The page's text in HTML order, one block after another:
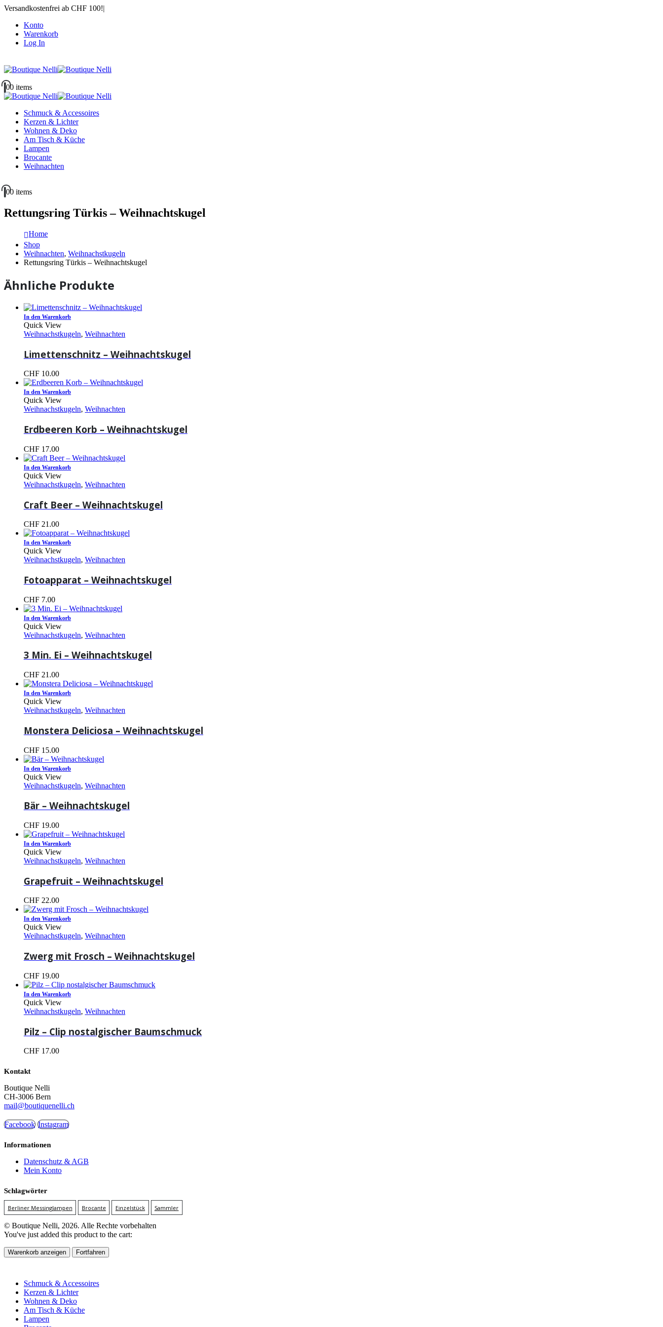
Versandkostenfrei ab CHF 100!|
Konto
Warenkorb
Log In
00 items
Schmuck & Accessoires
Kerzen & Lichter
Wohnen & Deko
Am Tisch & Küche
Lampen
Brocante
Weihnachten
00 items
Rettungsring Türkis – Weihnachtskugel
Home
Shop
Weihnachten, Weihnachstkugeln
Rettungsring Türkis – Weihnachtskugel
Ähnliche Produkte
In den Warenkorb
Quick View
Weihnachstkugeln, Weihnachten
Limettenschnitz – Weihnachtskugel
CHF 10.00
In den Warenkorb
Quick View
Weihnachstkugeln, Weihnachten
Erdbeeren Korb – Weihnachtskugel
CHF 17.00
In den Warenkorb
Quick View
Weihnachstkugeln, Weihnachten
Craft Beer – Weihnachtskugel
CHF 21.00
In den Warenkorb
Quick View
Weihnachstkugeln, Weihnachten
Fotoapparat – Weihnachtskugel
CHF 7.00
In den Warenkorb
Quick View
Weihnachstkugeln, Weihnachten
3 Min. Ei – Weihnachtskugel
CHF 21.00
In den Warenkorb
Quick View
Weihnachstkugeln, Weihnachten
Monstera Deliciosa – Weihnachtskugel
CHF 15.00
In den Warenkorb
Quick View
Weihnachstkugeln, Weihnachten
Bär – Weihnachtskugel
CHF 19.00
In den Warenkorb
Quick View
Weihnachstkugeln, Weihnachten
Grapefruit – Weihnachtskugel
CHF 22.00
In den Warenkorb
Quick View
Weihnachstkugeln, Weihnachten
Zwerg mit Frosch – Weihnachtskugel
CHF 19.00
In den Warenkorb
Quick View
Weihnachstkugeln, Weihnachten
Pilz – Clip nostalgischer Baumschmuck
CHF 17.00
Kontakt
Boutique Nelli
CH-3006 Bern
mail@boutiquenelli.ch
Facebook Instagram
Informationen
Datenschutz & AGB
Mein Konto
Schlagwörter
Berliner Messinglampen Brocante Einzelstück Sammler
© Boutique Nelli, 2026. Alle Rechte vorbehalten
You've just added this product to the cart:
Warenkorb anzeigen Fortfahren
Schmuck & Accessoires
Kerzen & Lichter
Wohnen & Deko
Am Tisch & Küche
Lampen